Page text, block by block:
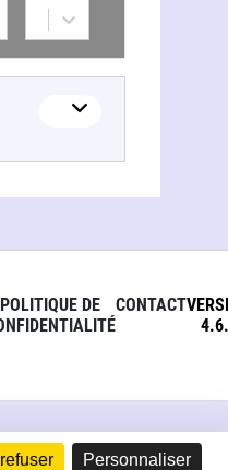
Personnaliser
POLITIQUE DE
CONTACT